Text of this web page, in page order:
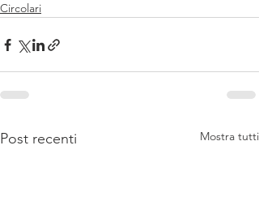
Circolari
Post recenti Mostra tutti